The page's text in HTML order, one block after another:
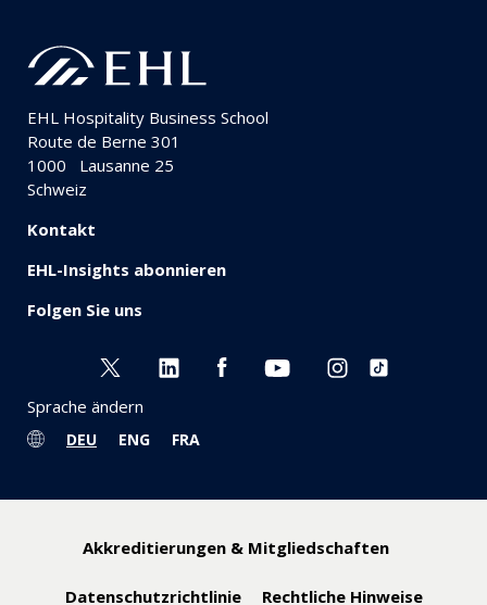
EHL Hospitality Business School
Route de Berne 301
1000
Lausanne 25
Schweiz
Kontakt
EHL-Insights abonnieren
Folgen Sie uns
Sprache ändern
DEU ENG FRA
Akkreditierungen & Mitgliedschaften
Datenschutzrichtlinie Rechtliche Hinweise